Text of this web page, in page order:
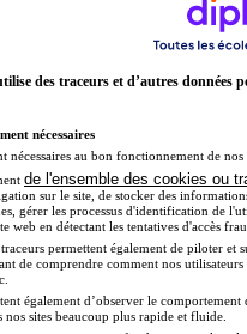
à Bordeaux
à Lyon
à Lyon
de diplôme par
en alternance
en alternance
des traceurs et d’autres données
nécessaires
nécessaires au bon fonctionnement de nos
de l'ensemble des cookies ou
sur le site, de stocker des
gérer les processus d'identification de
web en détectant les tentatives d'accès
permettent également de piloter
de comprendre comment nos
également d’observer le
nos sites beaucoup plus rapide et fluide.